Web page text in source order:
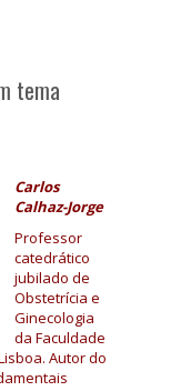
tema
Carlos
Calhaz-Jorge
Professor
catedrático
jubilado de
Obstetrícia e
Ginecologia
da Faculdade
Autor do